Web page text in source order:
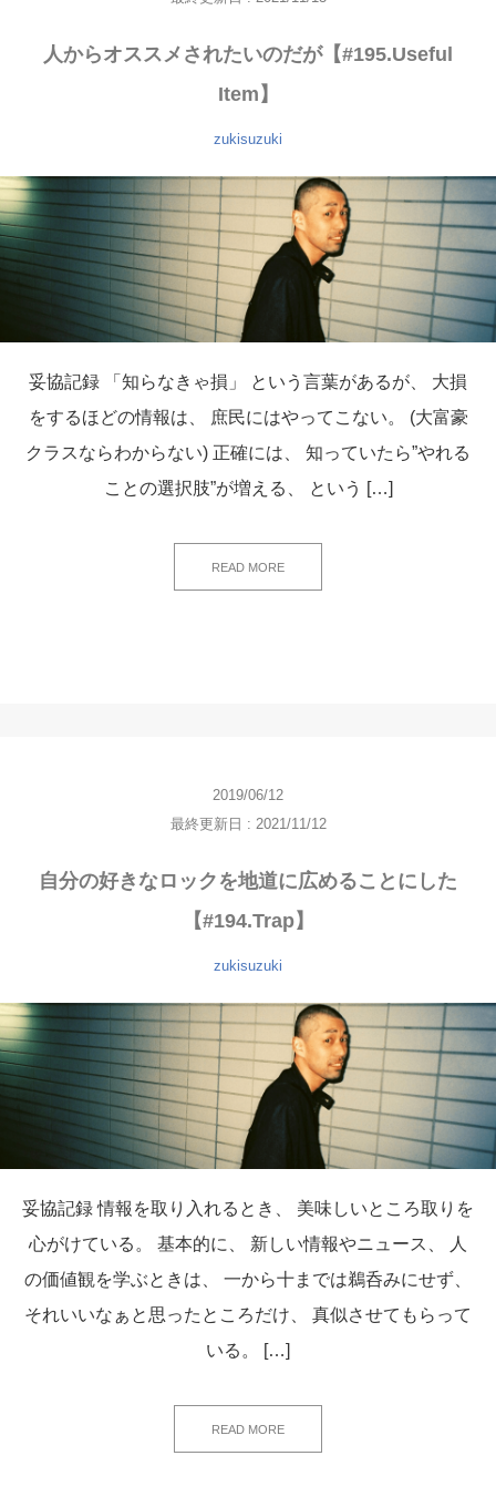
人からオススメされたいのだが【#195.Useful
Item】
zukisuzuki
妥協記録 「知らなきゃ損」 という言葉があるが、 大損
をするほどの情報は、 庶民にはやってこない。 (大富豪
クラスならわからない) 正確には、 知っていたら”やれる
ことの選択肢”が増える、 という […]
READ MORE
2019/06/12
最終更新日 : 2021/11/12
自分の好きなロックを地道に広めることにした
【#194.Trap】
zukisuzuki
妥協記録 情報を取り入れるとき、 美味しいところ取りを
心がけている。 基本的に、 新しい情報やニュース、 人
の価値観を学ぶときは、 一から十までは鵜呑みにせず、
それいいなぁと思ったところだけ、 真似させてもらって
いる。 […]
READ MORE